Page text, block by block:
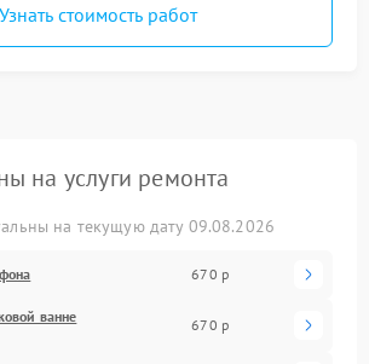
Узнать стоимость работ
на услуги ремонта
на текущую дату 09.08.2026
670 р
ванне
670 р